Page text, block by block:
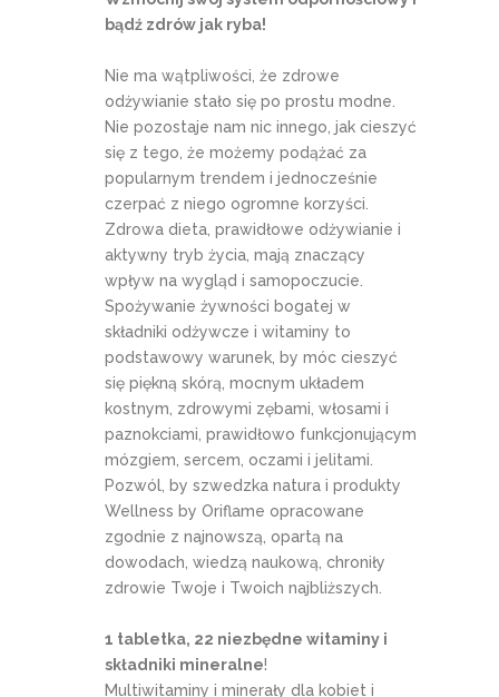
bądź zdrów jak ryba!
Nie ma wątpliwości, że zdrowe
odżywianie stało się po prostu modne.
Nie pozostaje nam nic innego, jak cieszyć
się z tego, że możemy podążać za
popularnym trendem i jednocześnie
czerpać z niego ogromne korzyści.
Zdrowa dieta, prawidłowe odżywianie i
aktywny tryb życia, mają znaczący
wpływ na wygląd i samopoczucie.
Spożywanie żywności bogatej w
składniki odżywcze i witaminy to
podstawowy warunek, by móc cieszyć
się piękną skórą, mocnym układem
kostnym, zdrowymi zębami, włosami i
paznokciami, prawidłowo funkcjonującym
mózgiem, sercem, oczami i jelitami.
Pozwól, by szwedzka natura i produkty
Wellness by Oriflame opracowane
zgodnie z najnowszą, opartą na
dowodach, wiedzą naukową, chroniły
zdrowie Twoje i Twoich najbliższych.
1 tabletka, 22 niezbędne witaminy i
składniki mineralne!
Multiwitaminy i minerały dla kobiet i